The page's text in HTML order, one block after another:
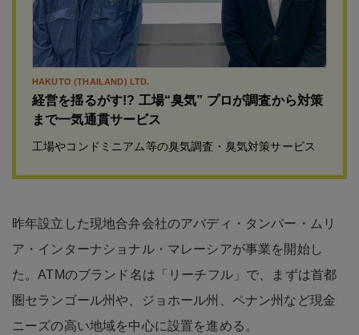
HAKUTO (THAILAND) LTD.
経営を揺るがす!? 工場“臭気” プロが調査から対策
まで一気通貫サービス
工場やコンドミニアム等の臭気調査・臭気対策サービス
昨年設立した現地合弁会社のアバディ・タンバー・ムリ
ア・インターナショナル・マレーシアが事業を開始し
た。ATMのブランド名は「リーチフル」で、まずは首都
圏セランゴール州や、ジョホール州、ペナン州など現金
ニーズの高い地域を中心に設置を進める。